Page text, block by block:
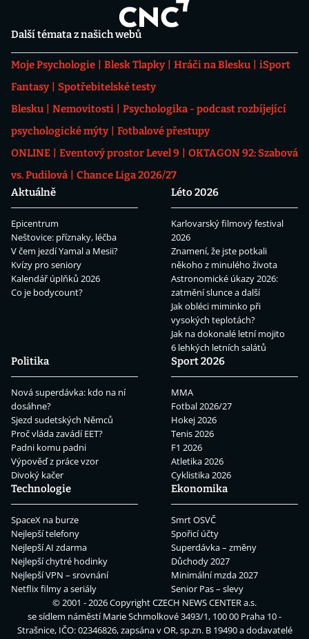
Další témata z našich webů
Moje Psychologie Blesk Tlapky Hráči na Blesku
iSport
Fantasy
Spotřebitelské testy
Blesku
Nemovitosti
Psychologika - podcast rozbíjející
psychologické mýty
Fotbalové přestupy
ONLINE
Eventový prostor Level 9
OKTAGON 92: Szabová
vs. Pudilová
Chance Liga 2026/27
Aktuálně
Epicentrum
Neštovice: příznaky, léčba
V čem jezdí Yamal a Mesii?
Kvízy pro seniory
Kalendář úplňků 2026
Co je bodycount?
Léto 2026
Karlovarský filmový festival
2026
Znamení, že jste potkali
někoho z minulého života
Astronomické úkazy 2026:
zatmění slunce a další
Jak obléci miminko při
vysokých teplotách?
Jak na dokonalé letní mojito
6 lehkých letních salátů
Politika
Nová superdávka: kdo na ní
dosáhne?
Sjezd sudetských Němců
Proč vláda zavádí EET?
Padni komu padni
Výpověď z práce vzor
Divoký kačer
Sport 2026
MMA
Fotbal 2026/27
Hokej 2026
Tenis 2026
F1 2026
Atletika 2026
Cyklistika 2026
Technologie
SpaceX na burze
Nejlepší telefony
Nejlepší AI zdarma
Nejlepší chytré hodinky
Nejlepší VPN – srovnání
Netflix filmy a seriály
Ekonomika
Smrt OSVČ
Spořicí účty
Superdávka – změny
Důchody 2027
Minimální mzda 2027
Senior Pas – slevy
© 2001 - 2026 CopyrightCZECH NEWS CENTER a.s.
se sídlem náměstí Marie Schmolkové 3493/1, 100 00 Praha 10 -
Strašnice, IČO: 02346826, zapsána v OR, sp.zn. B 19490 a dodavatelé